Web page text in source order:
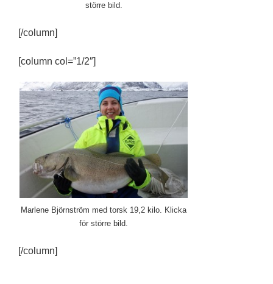
större bild.
[/column]
[column col=”1/2″]
Marlene Björnström med torsk 19,2 kilo. Klicka
för större bild.
[/column]